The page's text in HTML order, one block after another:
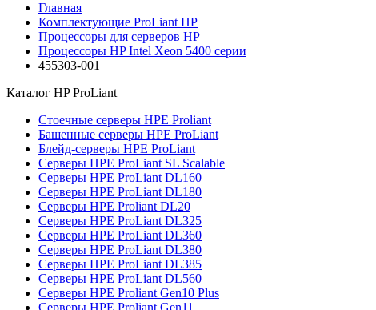
Главная
Комплектующие ProLiant HP
Процессоры для серверов HP
Процессоры HP Intel Xeon 5400 серии
455303-001
Каталог HP ProLiant
Стоечные серверы HPE Proliant
Башенные серверы HPE ProLiant
Блейд-серверы HPE ProLiant
Серверы HPE ProLiant SL Scalable
Серверы HPE ProLiant DL160
Серверы HPE ProLiant DL180
Серверы HPE Proliant DL20
Серверы HPE ProLiant DL325
Серверы HPE ProLiant DL360
Серверы HPE ProLiant DL380
Серверы HPE ProLiant DL385
Серверы HPE ProLiant DL560
Серверы HPE Proliant Gen10 Plus
Серверы HPE Proliant Gen11